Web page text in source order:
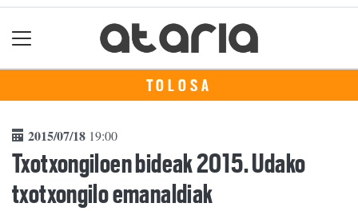
TOLOSA
2015/07/18 19:00
Txotxongiloen bideak 2015. Udako
txotxongilo emanaldiak